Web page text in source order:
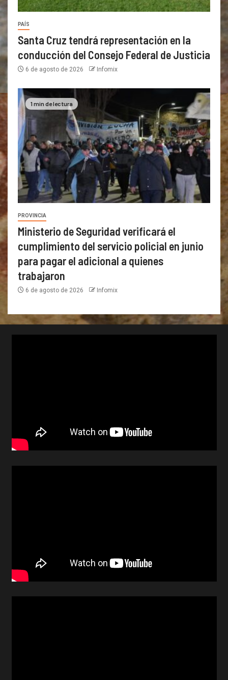
PAÍS
Santa Cruz tendrá representación en la
conducción del Consejo Federal de Justicia
6 de agosto de 2026 Infomix
1 min de lectura
PROVINCIA
Ministerio de Seguridad verificará el
cumplimiento del servicio policial en junio
para pagar el adicional a quienes
trabajaron
6 de agosto de 2026 Infomix